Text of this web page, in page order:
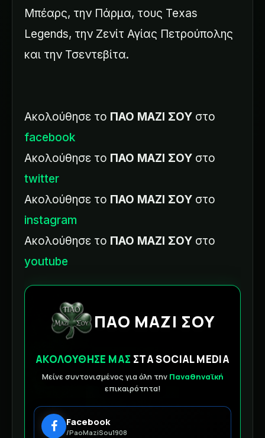
Μπέαρς, την Πάρμα, τους Texas
Legends, την Ζενίτ Αγίας Πετρούπολης
και την Τσεντεβίτα.
Ακολούθησε το ΠΑΟ ΜΑΖΙ ΣΟΥ στο
facebook
Ακολούθησε το ΠΑΟ ΜΑΖΙ ΣΟΥ στο
twitter
Ακολούθησε το ΠΑΟ ΜΑΖΙ ΣΟΥ στο
instagram
Ακολούθησε το ΠΑΟ ΜΑΖΙ ΣΟΥ στο
youtube
ΠΑΟ ΜΑΖΙ ΣΟΥ
ΑΚΟΛΟΥΘΗΣΕ ΜΑΣ ΣΤΑ SOCIAL MEDIA
Μείνε συντονισμένος για όλη την Παναθηναϊκή
επικαιρότητα!
Facebook
/PaoMaziSou1908